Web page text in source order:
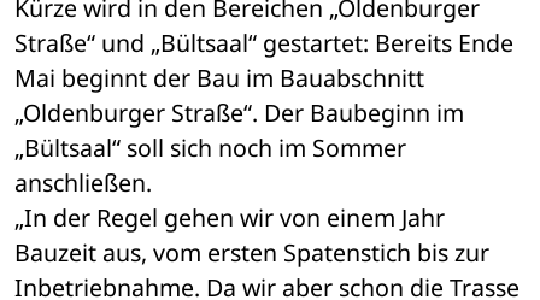
Kürze wird in den Bereichen „Oldenburger
Straße“ und „Bültsaal“ gestartet: Bereits Ende
Mai beginnt der Bau im Bauabschnitt
„Oldenburger Straße“. Der Baubeginn im
„Bültsaal“ soll sich noch im Sommer
anschließen.
„In der Regel gehen wir von einem Jahr
Bauzeit aus, vom ersten Spatenstich bis zur
Inbetriebnahme. Da wir aber schon die Trasse